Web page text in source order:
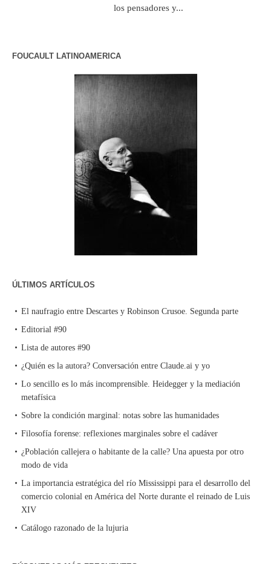
los pensadores y...
FOUCAULT LATINOAMERICA
ÚLTIMOS ARTÍCULOS
El naufragio entre Descartes y Robinson Crusoe. Segunda parte
Editorial #90
Lista de autores #90
¿Quién es la autora? Conversación entre Claude.ai y yo
Lo sencillo es lo más incomprensible. Heidegger y la mediación
metafísica
Sobre la condición marginal: notas sobre las humanidades
Filosofía forense: reflexiones marginales sobre el cadáver
¿Población callejera o habitante de la calle? Una apuesta por otro
modo de vida
La importancia estratégica del río Mississippi para el desarrollo del
comercio colonial en América del Norte durante el reinado de Luis
XIV
Catálogo razonado de la lujuria